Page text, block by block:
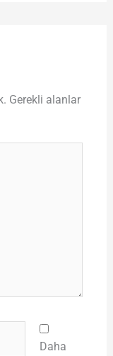
Gerekli alanlar
Daha